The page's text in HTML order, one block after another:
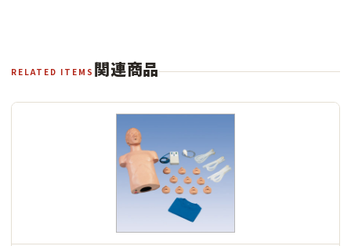
RELATED ITEMS 関連商品